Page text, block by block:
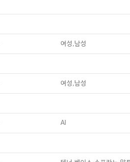
여성,남성
여성,남성
Al